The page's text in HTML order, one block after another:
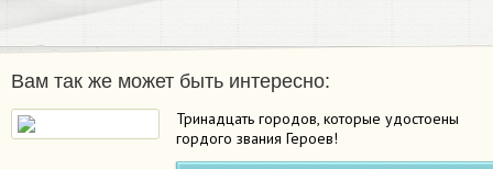
Вам так же может быть интересно:
Тринадцать городов, которые удостоены
гордого звания Героев!